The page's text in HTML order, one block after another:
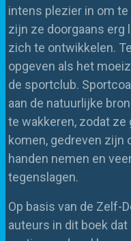
intens plezier in om
zijn ze doorgaans erg
zich te ontwikkelen.
opgeven als het
de sportclub.
aan de natuurlijke
te wakkeren, zodat ze
komen, gedreven zijn
handen nemen en
tegenslagen.
Op basis van de Zelf-
auteurs in dit boek